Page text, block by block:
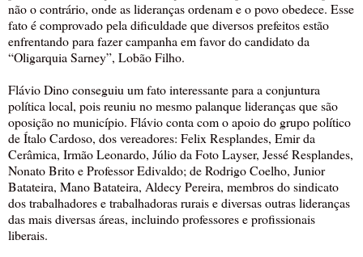
não o contrário, onde as lideranças ordenam e o povo obedece. Esse
fato é comprovado pela dificuldade que diversos prefeitos estão
enfrentando para fazer campanha em favor do candidato da
“Oligarquia Sarney”, Lobão Filho.
Flávio Dino conseguiu um fato interessante para a conjuntura
política local, pois reuniu no mesmo palanque lideranças que são
oposição no município. Flávio conta com o apoio do grupo político
de Ítalo Cardoso, dos vereadores: Felix Resplandes, Emir da
Cerâmica, Irmão Leonardo, Júlio da Foto Layser, Jessé Resplandes,
Nonato Brito e Professor Edivaldo; de Rodrigo Coelho, Junior
Batateira, Mano Batateira, Aldecy Pereira, membros do sindicato
dos trabalhadores e trabalhadoras rurais e diversas outras lideranças
das mais diversas áreas, incluindo professores e profissionais
liberais.